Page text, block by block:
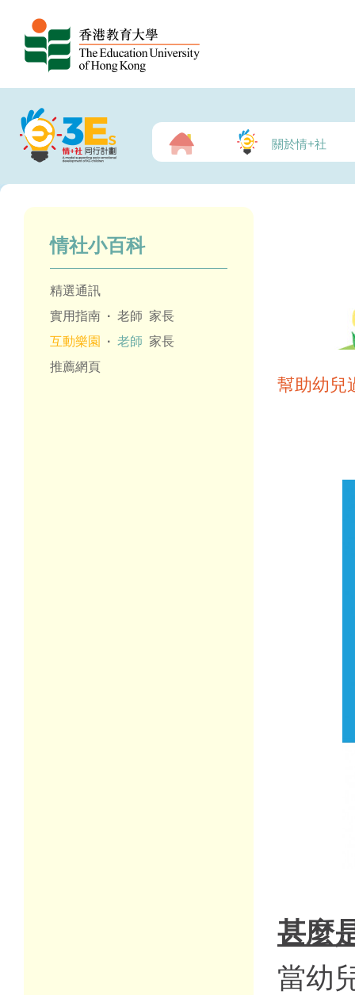
關於情+社
情社小百科
精選通訊
實用指南 · 老師 家長
互動樂園
· 老師 家長
推薦網頁
幫助幼兒
甚麼
當幼